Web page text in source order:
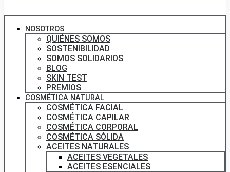
NOSOTROS
QUIÉNES SOMOS
SOSTENIBILIDAD
SOMOS SOLIDARIOS
BLOG
SKIN TEST
PREMIOS
COSMÉTICA NATURAL
COSMÉTICA FACIAL
COSMÉTICA CAPILAR
COSMÉTICA CORPORAL
COSMÉTICA SÓLIDA
ACEITES NATURALES
ACEITES VEGETALES
ACEITES ESENCIALES